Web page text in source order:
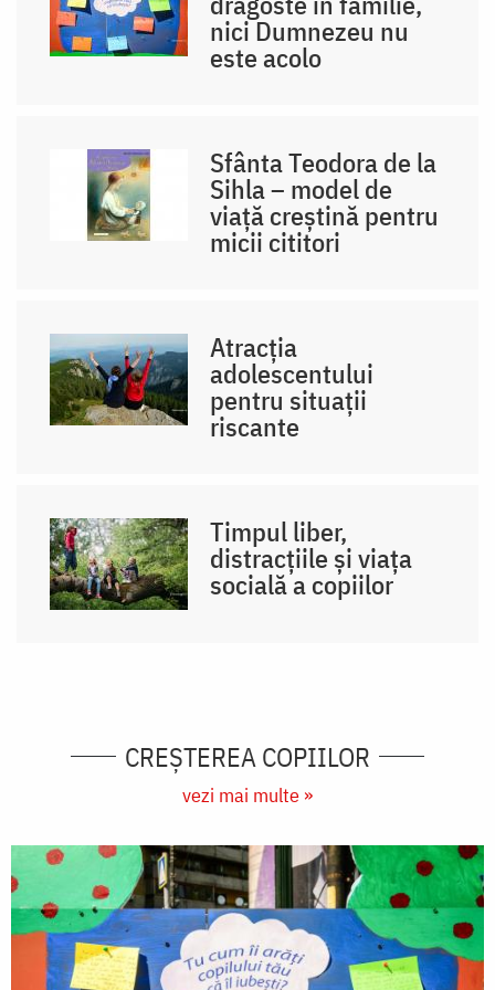
nici Dumnezeu nu
este acolo
Sfânta Teodora de la
Sihla – model de
viaţă creştină pentru
micii cititori
Atracția
adolescentului
pentru situații
riscante
Timpul liber,
distracțiile și viața
socială a copiilor
CREŞTEREA COPIILOR
vezi mai multe »